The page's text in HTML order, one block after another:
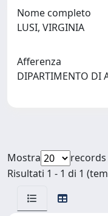
Nome completo
LUSI, VIRGINIA
Afferenza
DIPARTIMENTO DI
Mostra
records
Risultati 1 - 1 di 1